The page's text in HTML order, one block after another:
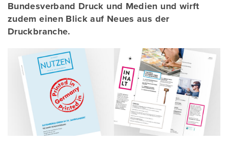
Bundesverband Druck und Medien und wirft
zudem einen Blick auf Neues aus der
Druckbranche.